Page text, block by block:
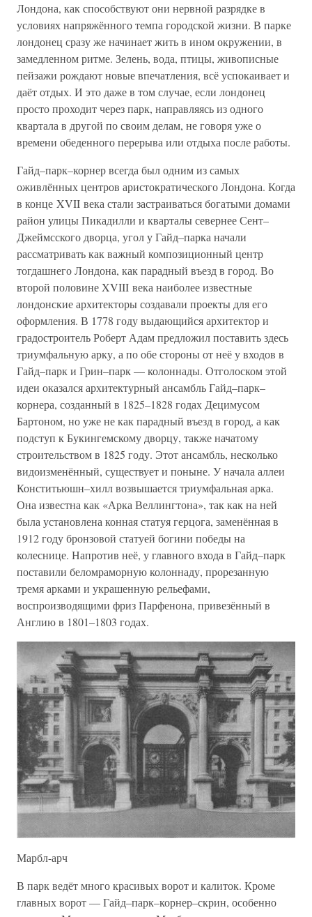
Лондона, как способствуют они нервной разрядке в
условиях напряжённого темпа городской жизни. В парке
лондонец сразу же начинает жить в ином окружении, в
замедленном ритме. Зелень, вода, птицы, живописные
пейзажи рождают новые впечатления, всё успокаивает и
даёт отдых. И это даже в том случае, если лондонец
просто проходит через парк, направляясь из одного
квартала в другой по своим делам, не говоря уже о
времени обеденного перерыва или отдыха после работы.
Гайд–парк–корнер всегда был одним из самых
оживлённых центров аристократического Лондона. Когда
в конце XVII века стали застраиваться богатыми домами
район улицы Пикадилли и кварталы севернее Сент–
Джеймсского дворца, угол у Гайд–парка начали
рассматривать как важный композиционный центр
тогдашнего Лондона, как парадный въезд в город. Во
второй половине XVIII века наиболее известные
лондонские архитекторы создавали проекты для его
оформления. В 1778 году выдающийся архитектор и
градостроитель Роберт Адам предложил поставить здесь
триумфальную арку, а по обе стороны от неё у входов в
Гайд–парк и Грин–парк — колоннады. Отголоском этой
идеи оказался архитектурный ансамбль Гайд–парк–
корнера, созданный в 1825–1828 годах Децимусом
Бартоном, но уже не как парадный въезд в город, а как
подступ к Букингемскому дворцу, также начатому
строительством в 1825 году. Этот ансамбль, несколько
видоизменённый, существует и поныне. У начала аллеи
Конститьюшн–хилл возвышается триумфальная арка.
Она известна как «Арка Веллингтона», так как на ней
была установлена конная статуя герцога, заменённая в
1912 году бронзовой статуей богини победы на
колеснице. Напротив неё, у главного входа в Гайд–парк
поставили беломраморную колоннаду, прорезанную
тремя арками и украшенную рельефами,
воспроизводящими фриз Парфенона, привезённый в
Англию в 1801–1803 годах.
Марбл-арч
В парк ведёт много красивых ворот и калиток. Кроме
главных ворот — Гайд–парк–корнер–скрин, особенно